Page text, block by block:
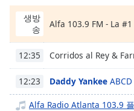
Chapters
Chapters
descriptions
off,
selected
생방
송
Alfa 103.9 FM - La
12:35 Corridos al Rey &
12:23 Daddy Yankee
Alfa Radio Atlanta 103.9